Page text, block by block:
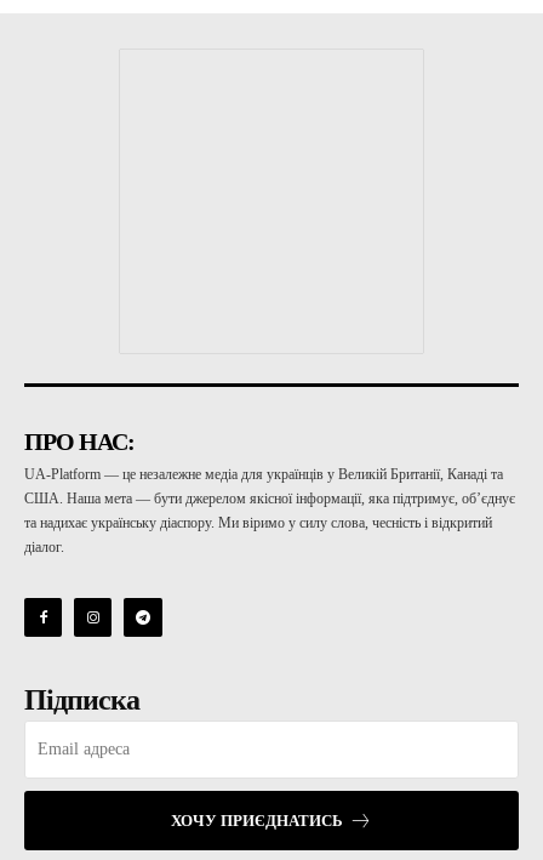
ПРО НАС:
UA-Platform — це незалежне медіа для українців у Великій Британії, Канаді та
США. Наша мета — бути джерелом якісної інформації, яка підтримує, об’єднує
та надихає українську діаспору. Ми віримо у силу слова, чесність і відкритий
діалог.
Підписка
ХОЧУ ПРИЄДНАТИСЬ